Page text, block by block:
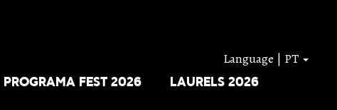
PROGRAMA FEST 2026
LAURELS 2026
Language | PT